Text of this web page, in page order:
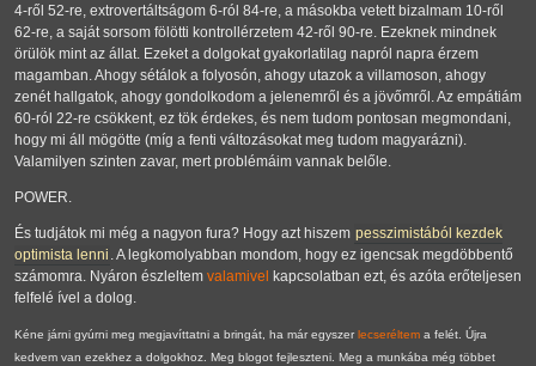
4-ről 52-re, extrovertáltságom 6-ról 84-re, a másokba vetett bizalmam 10-ről
62-re, a saját sorsom fölötti kontrollérzetem 42-ről 90-re. Ezeknek mindnek
örülök mint az állat. Ezeket a dolgokat gyakorlatilag napról napra érzem
magamban. Ahogy sétálok a folyosón, ahogy utazok a villamoson, ahogy
zenét hallgatok, ahogy gondolkodom a jelenemről és a jövőmről. Az empátiám
60-ról 22-re csökkent, ez tök érdekes, és nem tudom pontosan megmondani,
hogy mi áll mögötte (míg a fenti változásokat meg tudom magyarázni).
Valamilyen szinten zavar, mert problémáim vannak belőle.
POWER.
És tudjátok mi még a nagyon fura? Hogy azt hiszem pesszimistából kezdek
optimista lenni . A legkomolyabban mondom, hogy ez igencsak megdöbbentő
számomra. Nyáron észleltem valamivel
kapcsolatban ezt, és azóta erőteljesen
felfelé ível a dolog.
Kéne járni gyúrni meg megjavíttatni a bringát, ha már egyszer lecseréltem a felét. Újra
kedvem van ezekhez a dolgokhoz. Meg blogot fejleszteni. Meg a munkába még többet